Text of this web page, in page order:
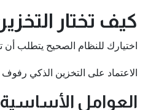
كيف تختار
اختيارك للنظام الصحيح يتطلب
الاعتماد على التخزين الذكي
العوامل الأساسية